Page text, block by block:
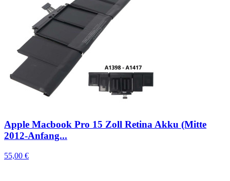
Apple Macbook Pro 15 Zoll Retina Akku (Mitte
2012-Anfang...
55,00 €